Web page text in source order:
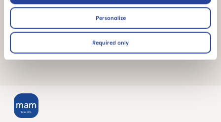
Personalize
Required only
Scrivi un messaggio